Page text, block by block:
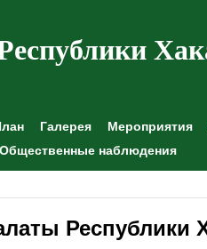
Галерея Мероприятия
Общественные наблюдения
Республики